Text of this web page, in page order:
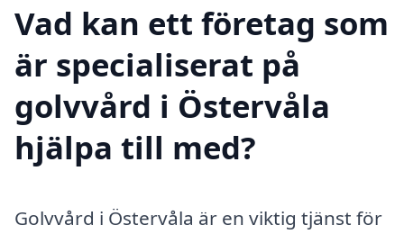
Vad kan ett företag som
är specialiserat på
golvvård i Östervåla
hjälpa till med?
Golvvård i Östervåla är en viktig tjänst för